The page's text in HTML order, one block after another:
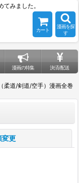
みました。
カート
漫画を探
す
漫画の特集 決済/配送
柔道/剣道/空手）漫画全巻
変更